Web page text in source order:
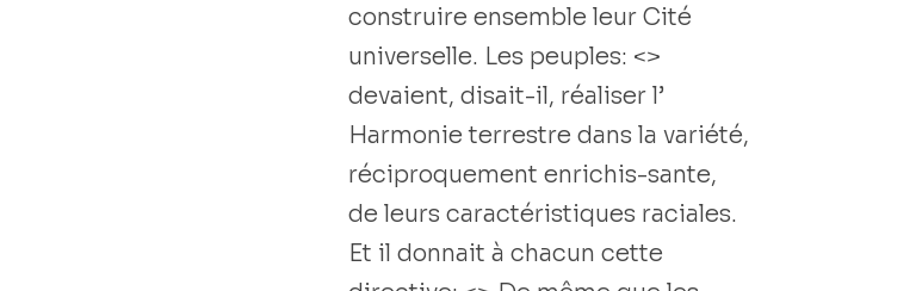
construire ensemble leur Cité
universelle. Les peuples: <>
devaient, disait-il, réaliser l’
Harmonie terrestre dans la variété,
réciproquement enrichis-sante,
de leurs caractéristiques raciales.
Et il donnait à chacun cette